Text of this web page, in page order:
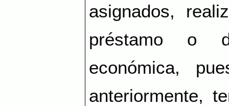
asignados,
préstamo o
económica,
anteriormente,